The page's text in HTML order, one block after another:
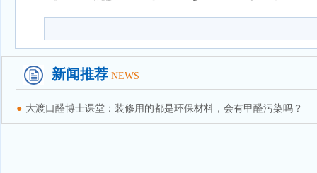
新闻推荐 NEWS
● 大渡口醛博士课堂：装修用的都是环保材料，会有甲醛污染吗？